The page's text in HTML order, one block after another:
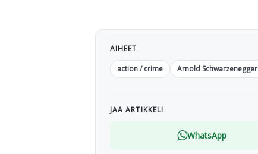
AIHEET
action / crime
Arnold Schwarzenegger
JAA ARTIKKELI
WhatsApp